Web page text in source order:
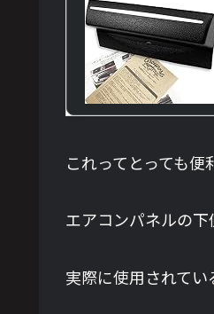
これってとっても便
エアコンパネルの下
実際に使用されてい